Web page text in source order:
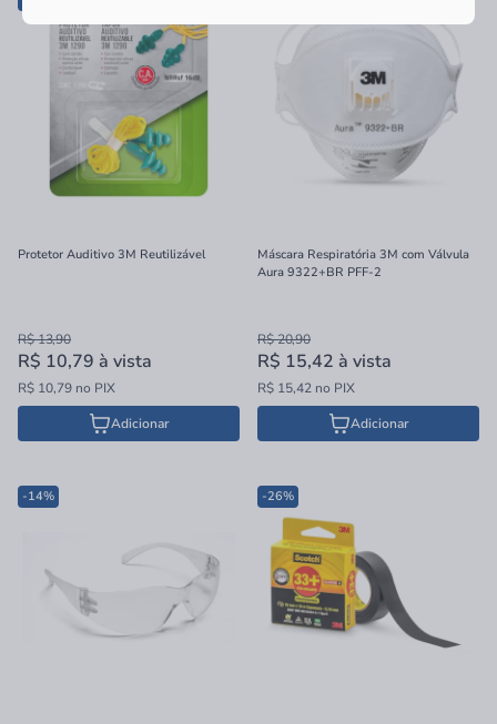
Protetor Auditivo 3M Reutilizável
R$ 13,90
R$ 10,79 à vista
R$ 10,79 no PIX
Adicionar
Máscara Respiratória 3M com Válvula
Aura 9322+BR PFF-2
R$ 20,90
R$ 15,42 à vista
R$ 15,42 no PIX
Adicionar
-14% -26%